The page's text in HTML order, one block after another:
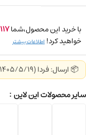
با خرید این محصول،شما117
خواهید کرد! اطلاعات بیشتر
📦 ارسال: فردا (1405/5/19)
سایر محصولات این لاین